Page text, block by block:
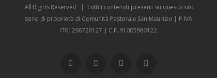
All Rights Reserved | Tutti i contenuti presenti su questo sito
sono di proprietà di Comunità Pastorale San Maurizio | P.IVA
IT01298720127 | C.F. 91005980122
WhatsAppYouTube Instagram